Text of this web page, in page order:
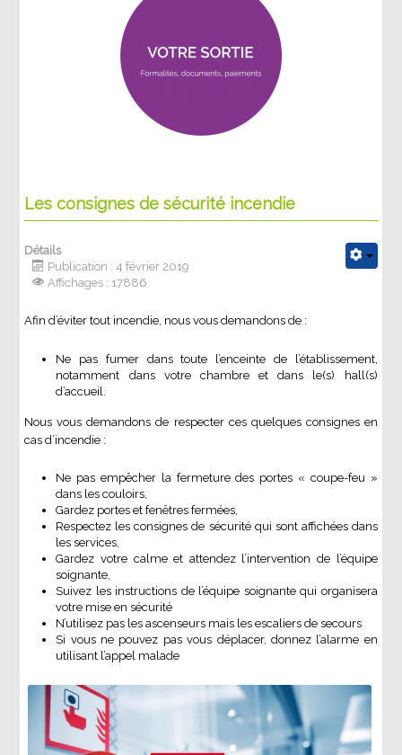
Les consignes de sécurité incendie
Détails
Publication : 4 février 2019
Affichages : 17886
Afin d’éviter tout incendie, nous vous demandons de :
Ne pas fumer dans toute l’enceinte de l’établissement,
notamment dans votre chambre et dans le(s) hall(s)
d’accueil.
Nous vous demandons de respecter ces quelques consignes en
cas d’incendie :
Ne pas empêcher la fermeture des portes « coupe-feu »
dans les couloirs,
Gardez portes et fenêtres fermées,
Respectez les consignes de sécurité qui sont affichées dans
les services,
Gardez votre calme et attendez l’intervention de l’équipe
soignante,
Suivez les instructions de l’équipe soignante qui organisera
votre mise en sécurité
N’utilisez pas les ascenseurs mais les escaliers de secours
Si vous ne pouvez pas vous déplacer, donnez l’alarme en
utilisant l’appel malade